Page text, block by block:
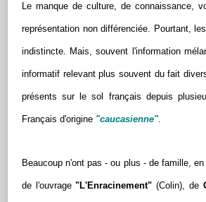
Le manque de culture, de connaissance,
représentation non différenciée. Pourtant,
indistincte. Mais, souvent l'information
informatif relevant plus souvent du fait
présents sur le sol français depuis
Français d'origine "caucasienne".
Beaucoup n'ont pas - ou plus - de famille,
de l'ouvrage"L'Enracinement" (Colin), de